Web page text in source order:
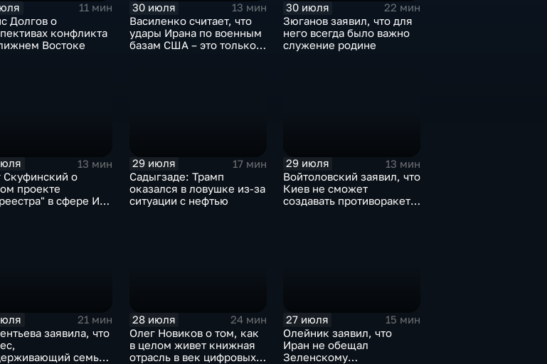
11 мин
Долгов о
конфликта
Востоке
30 июля
13 мин
Василенко считает, что
удары Ирана по военным
базам США – это только
30 июля
22 мин
Зюганов заявил, что для
него всегда было важно
служение родине
13 мин
Скуфинский о
проекте
в сфере ИИ
29 июля
17 мин
Садыгзаде: Трамп
оказался в ловушке из-за
ситуации с нефтью
29 июля
13 мин
Войтоловский заявил, что
Киев не сможет
создавать противоракеты
21 мин
заявила, что
семьи,
28 июля
24 мин
Олег Новиков о том, как
в целом живет книжная
отрасль в век цифровых
27 июля
15 мин
Олейник заявил, что
Иран не обещал
Зеленскому